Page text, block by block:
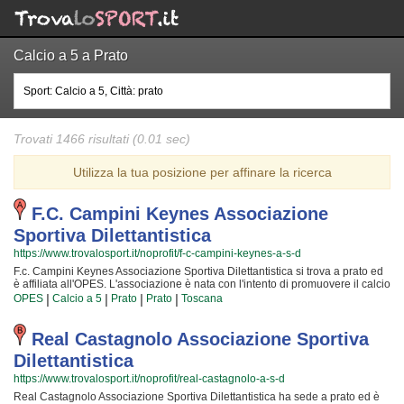
Calcio a 5 a Prato
Trovati 1466 risultati (0.01 sec)
Utilizza la tua posizione per affinare la ricerca
F.c. Campini Keynes Associazione
Sportiva Dilettantistica
https://www.trovalosport.it/noprofit/f-c-campini-keynes-a-s-d
F.c. Campini Keynes Associazione Sportiva Dilettantistica si trova a prato ed
è affiliata all'OPES. L'associazione è nata con l'intento di promuovere il calcio
a 5 offrendo corsi rivolti a bambini e ragazzi. F.c. Campini Keynes
Associazione Sportiva Dilettantistica è radicata nella comunità di prato ha
educato generazioni di atleti, accompagnandoli in tutto il percorso di crescita
e di maturazione tipico degli sport di squadra. I loro istruttori di calcio a 5
sono tra i più esperti e qualificati della zona e sono sicuramente i più adatti a
sviluppare il talento dei bambini che iniziano a giocare e dei ragazzi che
vogliono raggiungere livelli di eccellenza. Per questo motivo F.c. Campini
Keynes Associazione Sportiva Dilettantistica sarà lieta di accogliere anche
tuo figlio all'interno dell'associazione, perché possa raggiungere il successo
OPES | Calcio a 5 | Prato | Prato | Toscana
Real Castagnolo Associazione Sportiva
Dilettantistica
https://www.trovalosport.it/noprofit/real-castagnolo-a-s-d
Real Castagnolo Associazione Sportiva Dilettantistica ha sede a prato ed è